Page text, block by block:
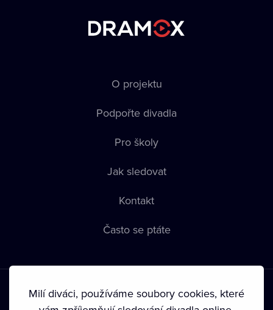
O projektu
Podpořte divadla
Pro školy
Jak sledovat
Kontakt
Často se ptáte
Milí diváci, používáme soubory cookies, které